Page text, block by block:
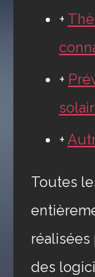
+
+
+
Toutes
réalisées
des